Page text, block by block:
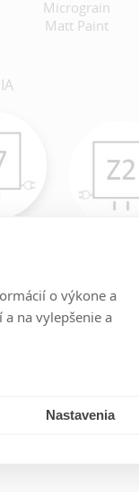
Micrograin
Matt Paint
o výkone a
na vylepšenie a
Nastavenia